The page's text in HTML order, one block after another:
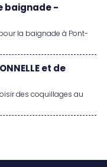
baignade -
la baignade à Pont-
et de
des coquillages au